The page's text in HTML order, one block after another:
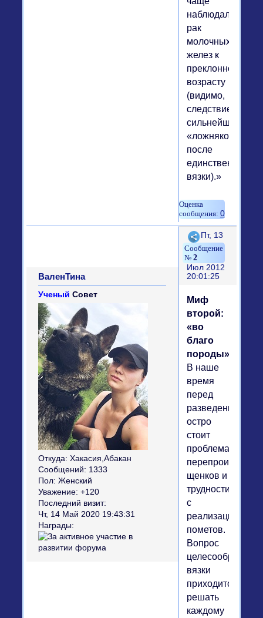
наблюдался
рак
молочных
желез к
преклонному
возрасту
(видимо,
следствие
сильнейших
«ложняков»
после
единственной
вязки).»
0
Поделиться
2
Пт, 13
Июл 2012
20:01:25
ВаленТина
Ученый Совет
Откуда: Хакасия,Абакан
Сообщений: 1333
Пол: Женский
Уважение: +120
Последний визит:
Чт, 14 Май 2020 19:43:31
Награды:
Миф
второй:
«во
благо
породы»
В наше
время
перед
разведенцами
остро
стоит
проблема
щенков и
трудности
с
реализацией
пометов.
Вопрос
вязки
приходится
решать
каждому